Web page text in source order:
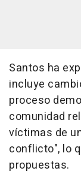
Santos ha
incluye
proceso
comunidad
víctimas de
conflicto", lo
propuestas.